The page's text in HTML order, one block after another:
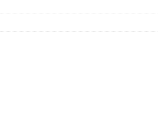
tại
2.700.000 ₫.